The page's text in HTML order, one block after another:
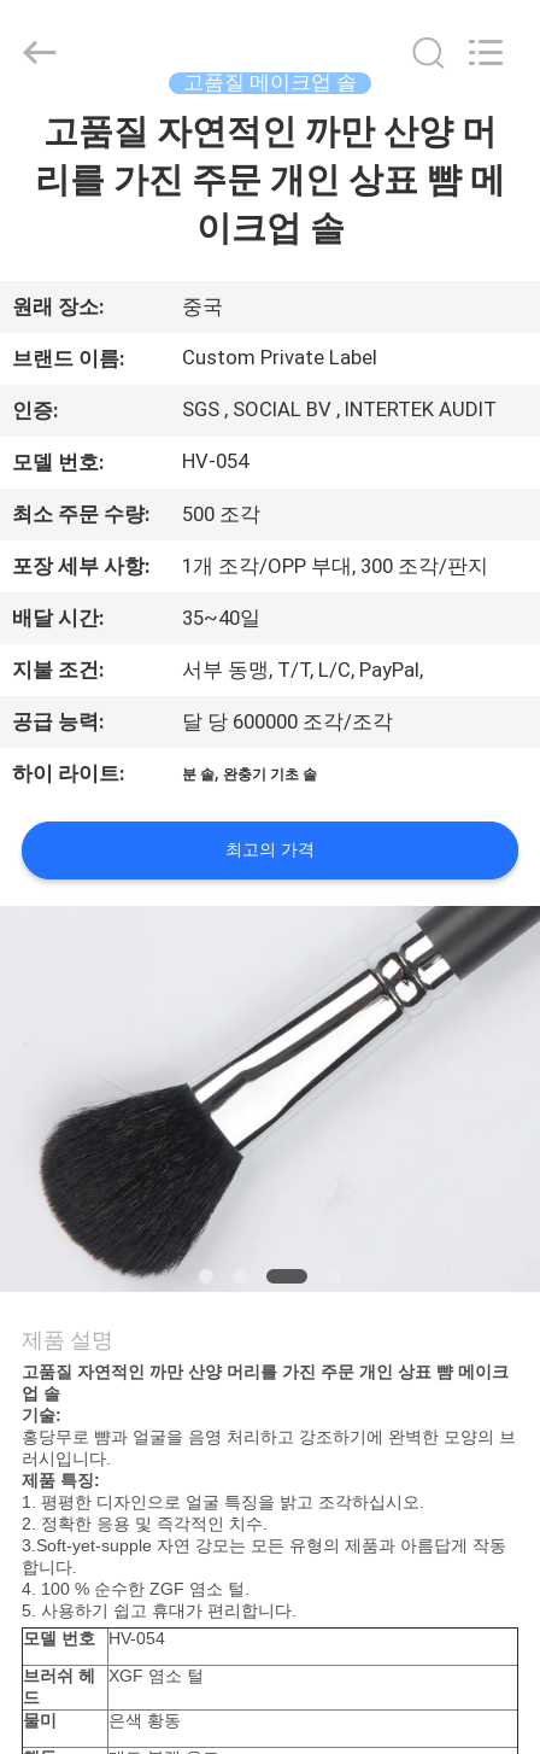
우
리
에
공
장
여
행
PRIVACY
POLICY
2017
Chanmy
Cosmetics
고품질 메이크업 솔
고품질 자연적인 까만 산양 머
리를 가진 주문 개인 상표 뺨 메
이크업 솔
원래 장소: 중국
브랜드 이름: Custom Private Label
인증: SGS , SOCIAL BV , INTERTEK AUDIT
모델 번호: HV-054
최소 주문 수량: 500 조각
포장 세부 사항: 1개 조각/OPP 부대, 300 조각/판지
배달 시간: 35~40일
지불 조건: 서부 동맹, T/T, L/C, PayPal,
공급 능력: 달 당 600000 조각/조각
하이 라이트: 분 솔,완충기 기초 솔
최고의 가격
제품 설명
고품질 자연적인 까만 산양 머리를 가진 주문 개인 상표 뺨 메이크
업 솔
기술:
홍당무로 뺨과 얼굴을 음영 처리하고 강조하기에 완벽한 모양의 브
러시입니다.
제품 특징:
1. 평평한 디자인으로 얼굴 특징을 밝고 조각하십시오.
2. 정확한 응용 및 즉각적인 치수.
3.Soft-yet-supple 자연 강모는 모든 유형의 제품과 아름답게 작동
합니다.
4. 100 % 순수한 ZGF 염소 털.
5. 사용하기 쉽고 휴대가 편리합니다.
모델 번호
HV-054
브러쉬 헤
드
XGF 염소 털
물미
은색 황동